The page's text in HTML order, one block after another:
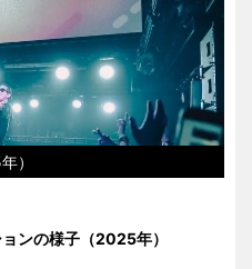
）
ンの様子（2025年）